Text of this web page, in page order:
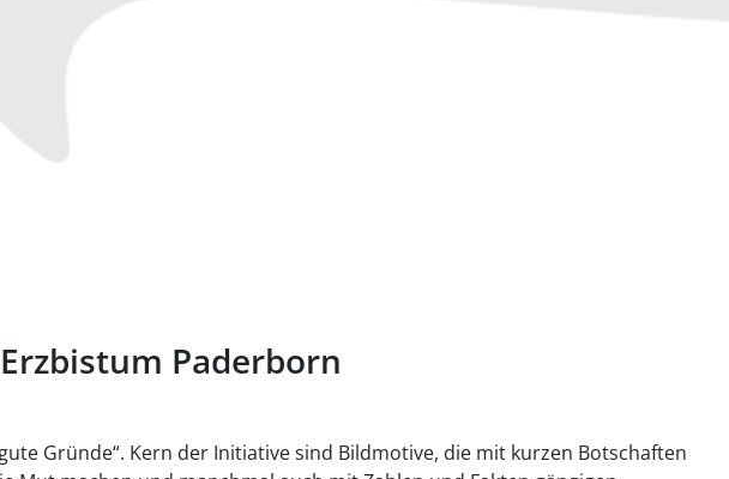
Paderborn
Gründe“. Kern der Initiative sind Bildmotive, die mit kurzen Botschaften